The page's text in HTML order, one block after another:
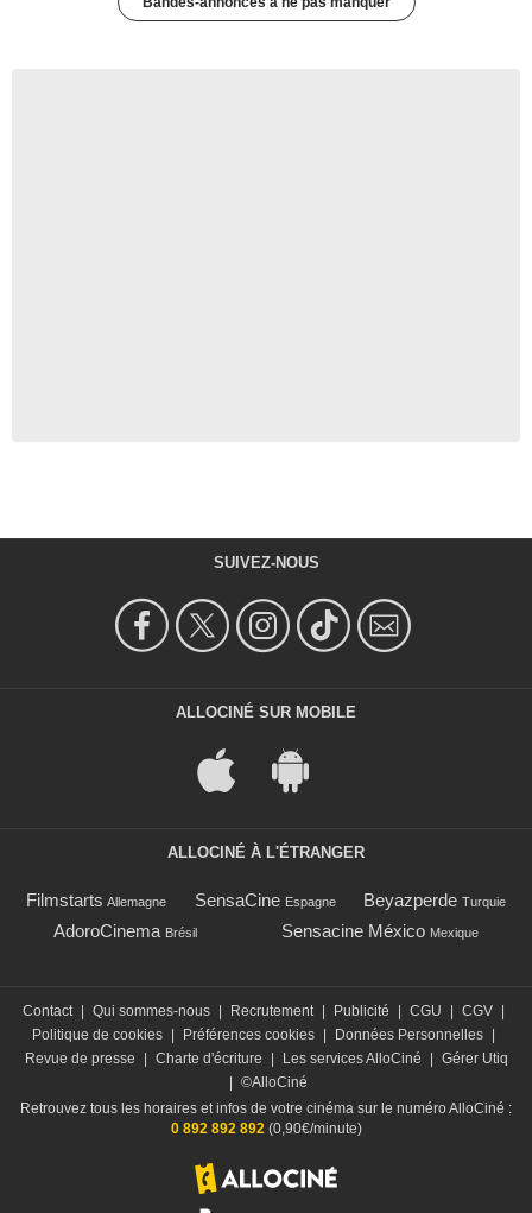
SUIVEZ-NOUS
ALLOCINÉ SUR MOBILE
ALLOCINÉ À L'ÉTRANGER
Filmstarts Allemagne SensaCine Espagne Beyazperde Turquie
AdoroCinema Brésil Sensacine México Mexique
Contact Qui sommes-nous Recrutement Publicité CGU CGV
Politique de cookies
Préférences cookies Données Personnelles
Revue de presse
Charte d'écriture Les services AlloCiné
Gérer Utiq
©AlloCiné
Retrouvez tous les horaires et infos de votre cinéma sur le numéro AlloCiné :
0 892 892 892(0,90€/minute)